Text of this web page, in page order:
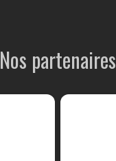
Nos partenaires